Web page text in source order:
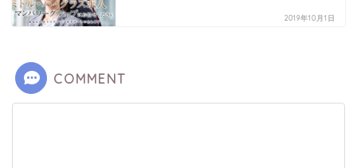
2019年10月1日
COMMENT